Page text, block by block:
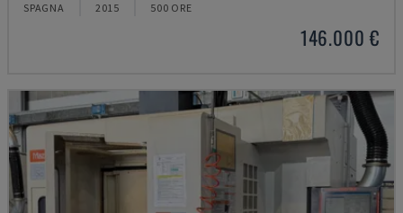
SPAGNA 2015 500 ORE
146.000 €